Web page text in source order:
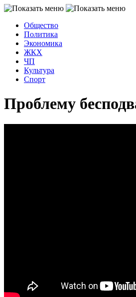
Общество
Политика
Экономика
ЖКХ
ЧП
Культура
Спорт
Проблему